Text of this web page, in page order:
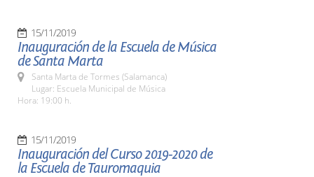
15/11/2019
Inauguración de la Escuela de Música
de Santa Marta
Santa Marta de Tormes (Salamanca)
Lugar: Escuela Municipal de Música
Hora: 19:00 h.
15/11/2019
Inauguración del Curso 2019-2020 de
la Escuela de Tauromaquia